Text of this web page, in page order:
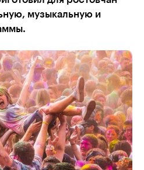
музыкальную и